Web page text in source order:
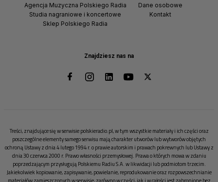
Znajdziesz nas na
Agencja Muzyczna Polskiego Radia
Studia nagraniowe i koncertowe
Sklep Polskiego Radia
Dane osobowe
Kontakt
Treści, znajdujące się w serwisie polskieradio.pl, w tym wszystkie materiały i ich części oraz
poszczególne elementy samego serwisu mają charakter utworów lub wytworów objętych
ochroną Ustawy z dnia 4 lutego 1994 r. o prawie autorskim i prawach pokrewnych lub Ustawy z
dnia 30 czerwca 2000 r. Prawo własności przemysłowej. Prawa o których mowa w zdaniu
poprzedzającym przysługują Polskiemu Radiu S.A. w likwidacji lub podmiotom trzecim.
Jakiekolwiek kopiowanie, zapisywanie, powielanie, reprodukowanie oraz rozpowszechnianie